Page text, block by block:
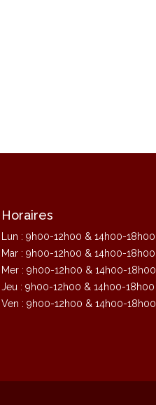
Horaires
Lun : 9h00-12h00 & 14h00-18h00
Mar : 9h00-12h00 & 14h00-18h00
Mer : 9h00-12h00 & 14h00-18h00
Jeu : 9h00-12h00 & 14h00-18h00
Ven : 9h00-12h00 & 14h00-18h00